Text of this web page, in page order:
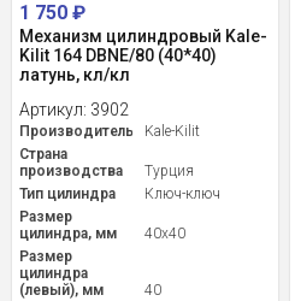
1 750 ₽
Механизм цилиндровый Kale-
Kilit 164 DBNE/80 (40*40)
латунь, кл/кл
Артикул: 3902
Производитель
Kale-Kilit
Страна
производства
Турция
Тип цилиндра
Ключ-ключ
Размер
цилиндра, мм
40x40
Размер
цилиндра
(левый), мм
40